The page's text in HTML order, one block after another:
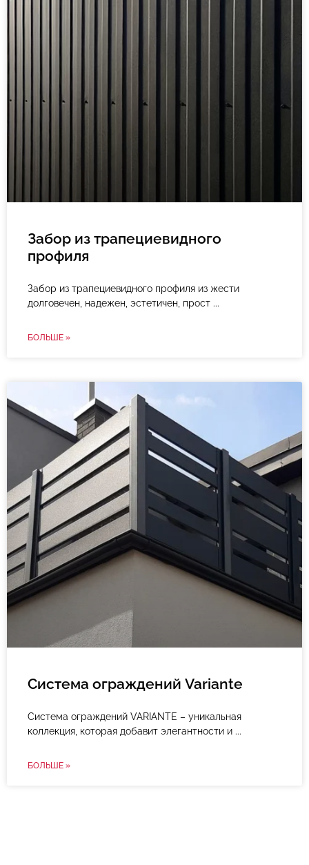
Забор из трапециевидного
профиля
Забор из трапециевидного профиля из жести
долговечен, надежен, эстетичен, прост
БОЛЬШЕ »
Система ограждений Variante
Система ограждений VARIANTE – уникальная
коллекция, которая добавит элегантности и
БОЛЬШЕ »